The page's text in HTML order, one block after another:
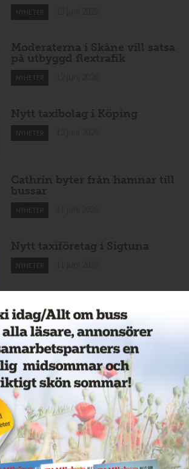
NYHETER
Moderaterna i Skåne vill satsa
på utbyggd flextrafik
NYHETER
Nytt taxibolag i Köping
NYHETER
Cathrin byter från hamnar till
bussar
NYHETER
Nytt taxiföretag i Sigtuna
NYHETER
Nytt taxibolag i Borlänge
NYHETER 11 juni 2026
Taxibommar fick inte avsedd
effekt vid Lund C
NYHETER 10 juni 2026
Nytt taxibolag i Borlänge
NYHETER 10 juni 2026